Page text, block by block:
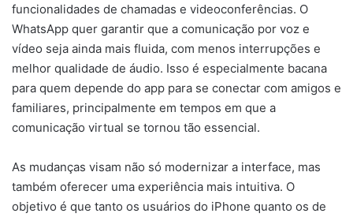
funcionalidades de chamadas e videoconferências. O
WhatsApp quer garantir que a comunicação por voz e
vídeo seja ainda mais fluida, com menos interrupções e
melhor qualidade de áudio. Isso é especialmente bacana
para quem depende do app para se conectar com amigos e
familiares, principalmente em tempos em que a
comunicação virtual se tornou tão essencial.
As mudanças visam não só modernizar a interface, mas
também oferecer uma experiência mais intuitiva. O
objetivo é que tanto os usuários do iPhone quanto os de